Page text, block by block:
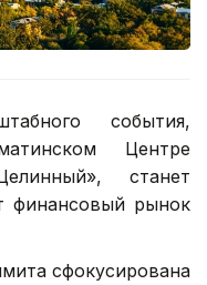
события,
Центре
станет
финансовый рынок
сфокусирована